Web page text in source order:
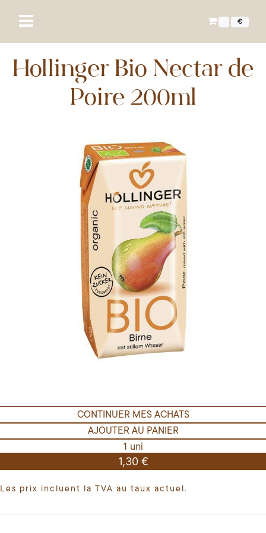
€
Hollinger Bio Nectar de
Poire 200ml
CONTINUER MES ACHATS
AJOUTER AU PANIER
1 uni
1,30 €
Les prix incluent la TVA au taux actuel.